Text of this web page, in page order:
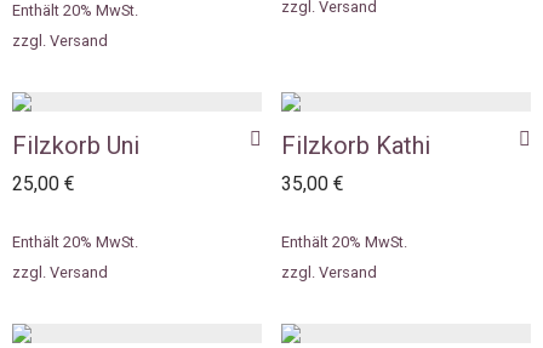
Enthält 20% MwSt.
zzgl. Versand
zzgl. Versand
Filzkorb Uni
25,00 €
Enthält 20% MwSt.
zzgl. Versand
Filzkorb Kathi
35,00 €
Enthält 20% MwSt.
zzgl. Versand